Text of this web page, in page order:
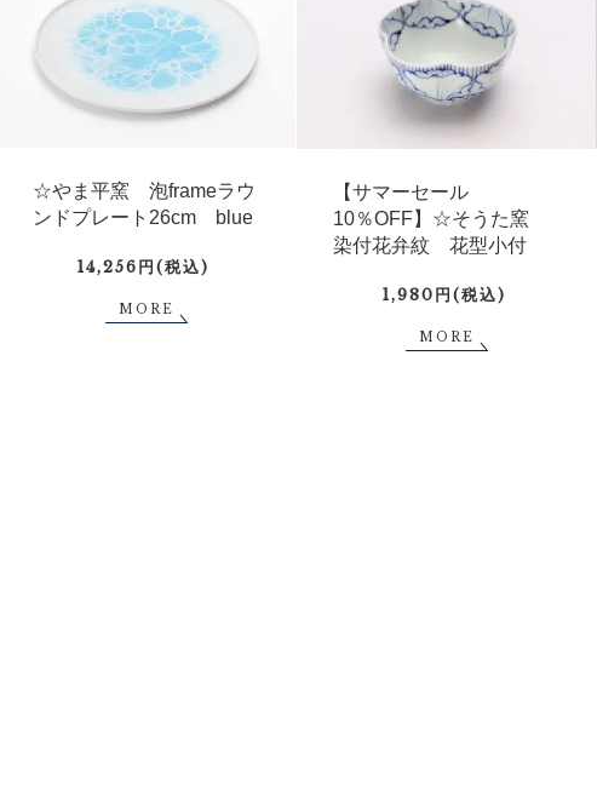
☆やま平窯 泡frameラウ
ンドプレート26cm blue
14,256円(税込)
MORE
【サマーセール
10％OFF】☆そうた窯
染付花弁紋 花型小付
1,980円(税込)
MORE